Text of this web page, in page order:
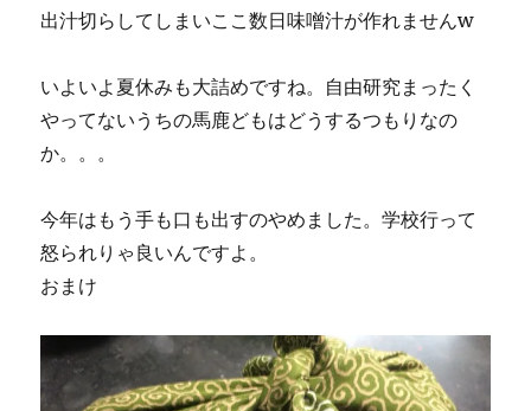
出汁切らしてしまいここ数日味噌汁が作れませんw
いよいよ夏休みも大詰めですね。自由研究まったく
やってないうちの馬鹿どもはどうするつもりなの
か。。。
今年はもう手も口も出すのやめました。学校行って
怒られりゃ良いんですよ。
おまけ